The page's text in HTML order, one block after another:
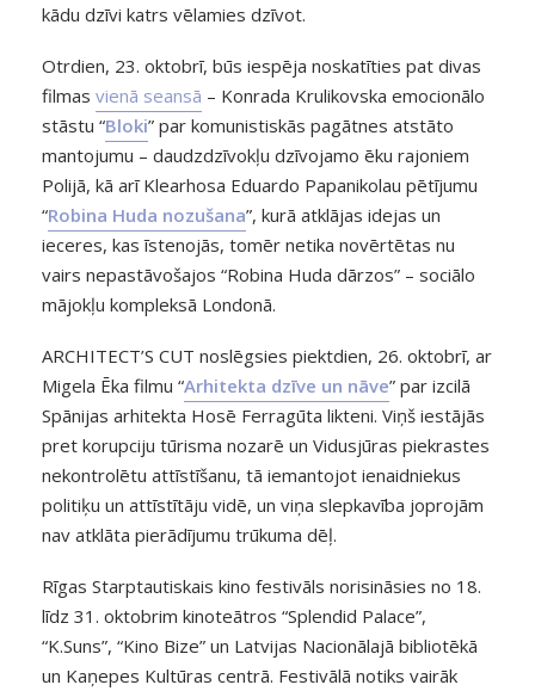
kādu dzīvi katrs vēlamies dzīvot.
Otrdien, 23. oktobrī, būs iespēja noskatīties pat divas
filmas vienā seansā – Konrada Krulikovska emocionālo
stāstu “Bloki” par komunistiskās pagātnes atstāto
mantojumu – daudzdzīvokļu dzīvojamo ēku rajoniem
Polijā, kā arī Klearhosa Eduardo Papanikolau pētījumu
“Robina Huda nozušana”, kurā atklājas idejas un
ieceres, kas īstenojās, tomēr netika novērtētas nu
vairs nepastāvošajos “Robina Huda dārzos” – sociālo
mājokļu kompleksā Londonā.
ARCHITECT’S CUT noslēgsies piektdien, 26. oktobrī, ar
Migela Ēka filmu “Arhitekta dzīve un nāve” par izcilā
Spānijas arhitekta Hosē Ferragūta likteni. Viņš iestājās
pret korupciju tūrisma nozarē un Vidusjūras piekrastes
nekontrolētu attīstīšanu, tā iemantojot ienaidniekus
politiķu un attīstītāju vidē, un viņa slepkavība joprojām
nav atklāta pierādījumu trūkuma dēļ.
Rīgas Starptautiskais kino festivāls norisināsies no 18.
līdz 31. oktobrim kinoteātros “Splendid Palace”,
“K.Suns”, “Kino Bize” un Latvijas Nacionālajā bibliotēkā
un Kaņepes Kultūras centrā. Festivālā notiks vairāk